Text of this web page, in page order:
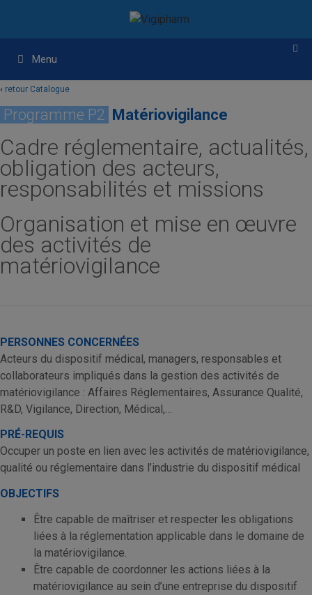
Menu
‹ retour Catalogue
Programme P2 Matériovigilance
Cadre réglementaire, actualités,
obligation des acteurs,
responsabilités et missions
Organisation et mise en œuvre
des activités de
matériovigilance
PERSONNES CONCERNÉES
Acteurs du dispositif médical, managers, responsables et
collaborateurs impliqués dans la gestion des activités de
matériovigilance : Affaires Réglementaires, Assurance Qualité,
R&D, Vigilance, Direction, Médical,…
PRÉ-REQUIS
Occuper un poste en lien avec les activités de matériovigilance,
qualité ou réglementaire dans l’industrie du dispositif médical
OBJECTIFS
Être capable de maîtriser et respecter les obligations
liées à la réglementation applicable dans le domaine de
la matériovigilance.
Être capable de coordonner les actions liées à la
matériovigilance au sein d’une entreprise du dispositif